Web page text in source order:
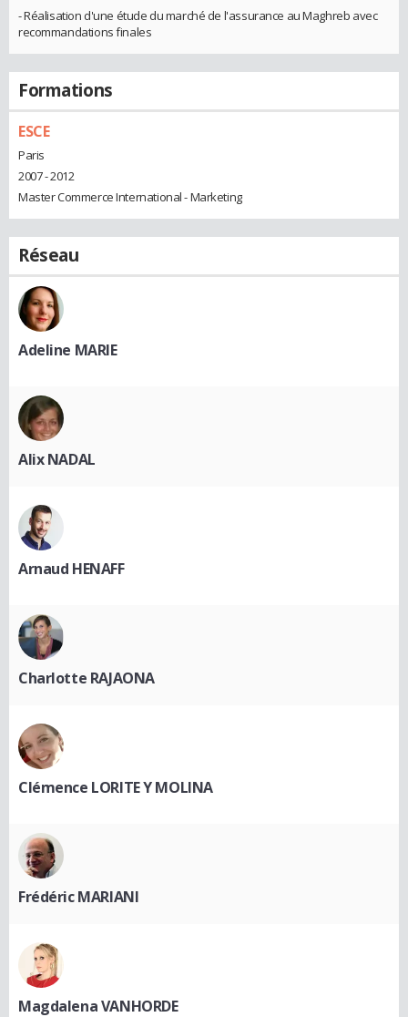
- Réalisation d'une étude du marché de l'assurance au Maghreb avec
recommandations finales
Formations
ESCE
Paris
2007 - 2012
Master Commerce International - Marketing
Réseau
Adeline MARIE
Alix NADAL
Arnaud HENAFF
Charlotte RAJAONA
Clémence LORITE Y MOLINA
Frédéric MARIANI
Magdalena VANHORDE